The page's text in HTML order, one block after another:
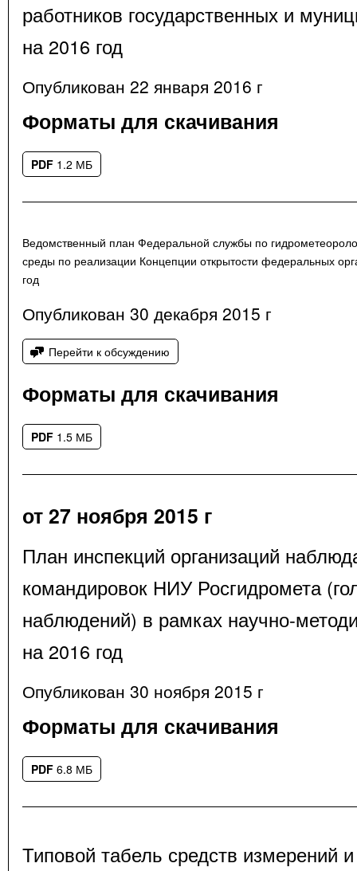
работников государственных и
на 2016 год
Опубликован 22 января 2016 г
Форматы для скачивания
PDF 1.2 МБ
Ведомственный план Федеральной службы по
среды по реализации Концепции открытости федеральных
год
Опубликован 30 декабря 2015 г
Перейти к обсуждению
Форматы для скачивания
PDF 1.5 МБ
от 27 ноября 2015 г
План инспекций организаций
командировок НИУ Росгидромета
наблюдений) в рамках научно-
на 2016 год
Опубликован 30 ноября 2015 г
Форматы для скачивания
PDF 6.8 МБ
Типовой табель средств измерений